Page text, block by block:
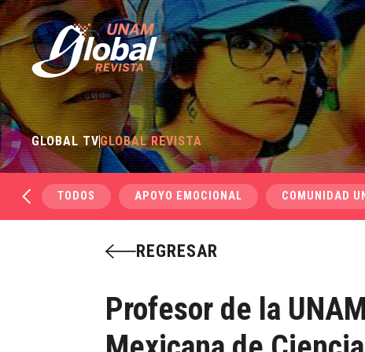
GLOBAL TVGLOBAL REVISTA
TODOS APOYO EMOCIONAL COMUNIDAD
REGRESAR
Profesor de la